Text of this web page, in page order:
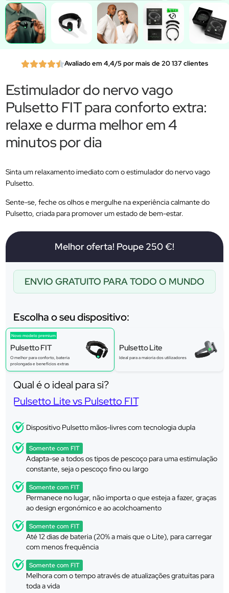
Avaliado em 4,4/5 por mais de 20 137 clientes
Estimulador do nervo vago
Pulsetto FIT para conforto extra:
relaxe e durma melhor em 4
minutos por dia
Sinta um relaxamento imediato com o estimulador do nervo vago
Pulsetto.
Sente-se, feche os olhos e mergulhe na experiência calmante do
Pulsetto, criada para promover um estado de bem-estar.
Melhor oferta! Poupe 250 €!
ENVIO GRATUITO PARA TODO O MUNDO
Escolha o seu dispositivo:
Novo modelo premium
Pulsetto FIT
O melhor para conforto, bateria
prolongada e benefícios extras
Pulsetto Lite
Ideal para a maioria dos utilizadores
Qual é o ideal para si?
Pulsetto Lite vs Pulsetto FIT
Dispositivo Pulsetto mãos-livres com tecnologia dupla
Somente com FIT
Adapta-se a todos os tipos de pescoço para uma estimulação
constante, seja o pescoço fino ou largo
Somente com FIT
Permanece no lugar, não importa o que esteja a fazer, graças
ao design ergonómico e ao acolchoamento
Somente com FIT
Até 12 dias de bateria (20% a mais que o Lite), para carregar
com menos frequência
Somente com FIT
Melhora com o tempo através de atualizações gratuitas para
toda a vida